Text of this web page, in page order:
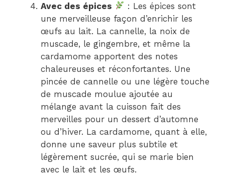
Avec des épices
: Les épices sont
une merveilleuse façon d’enrichir les
œufs au lait. La cannelle, la noix de
muscade, le gingembre, et même la
cardamome apportent des notes
chaleureuses et réconfortantes. Une
pincée de cannelle ou une légère touche
de muscade moulue ajoutée au
mélange avant la cuisson fait des
merveilles pour un dessert d’automne
ou d’hiver. La cardamome, quant à elle,
donne une saveur plus subtile et
légèrement sucrée, qui se marie bien
avec le lait et les œufs.